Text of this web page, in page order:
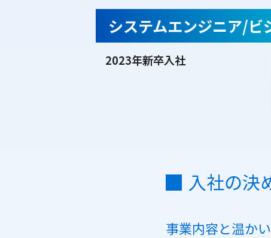
システムエンジニア/ビ
2023年新卒入社
入社の決
事業内容と温か